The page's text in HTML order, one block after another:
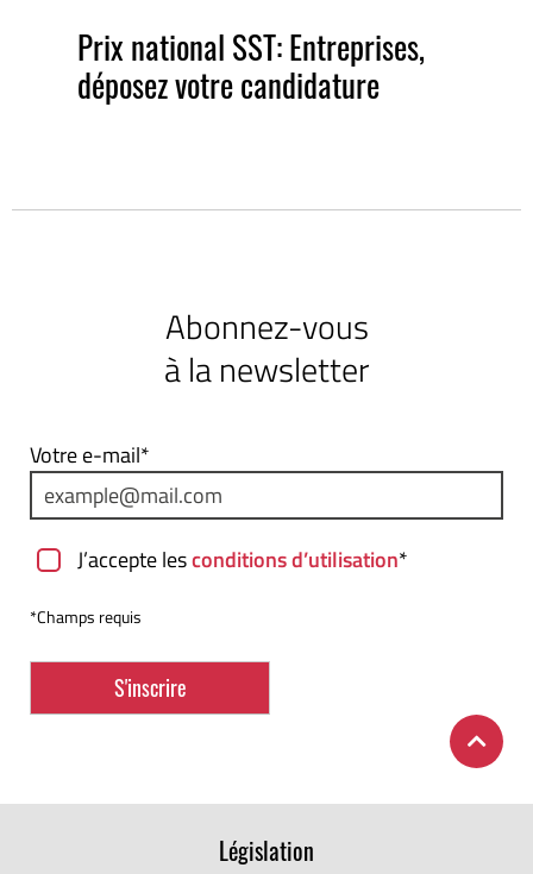
Prix national SST: Entreprises,
déposez votre candidature
Abonnez-vous
à la newsletter
Votre e-mail*
J’accepte lesconditions d’utilisation*
*Champs requis
Législation